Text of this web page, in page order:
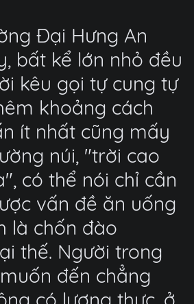
Đại Hưng An
bất kể lớn nhỏ đều
kêu gọi tự cung tự
khoảng cách
ít nhất cũng mấy
núi, "trời cao
có thể nói chỉ cần
vấn đề ăn uống
là chốn đào
thế. Người trong
đến chẳng